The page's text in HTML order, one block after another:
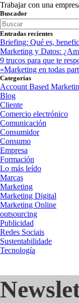
Trabajar con una
Buscador
Search
for:
Entradas recientes
Briefing: Qué es,
Marketing y Datos:
9 trucos para que te
«Marketing en todas
Categorías
Account Based
Blog
Cliente
Comercio electrónico
Comunicación
Consumidor
Consumo
Empresa
Formación
Lo más leído
Marcas
Marketing
Marketing Digital
Marketing Online
outsourcing
Publicidad
Redes Sociais
Sustentabilidade
Tecnología